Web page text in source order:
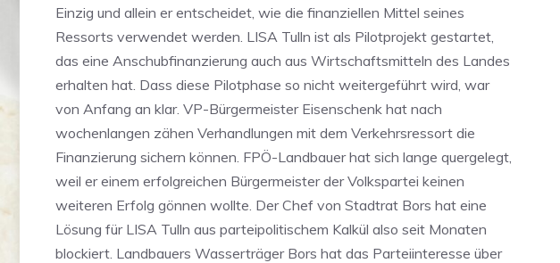
Einzig und allein er entscheidet, wie die finanziellen Mittel seines
Ressorts verwendet werden. LISA Tulln ist als Pilotprojekt gestartet,
das eine Anschubfinanzierung auch aus Wirtschaftsmitteln des Landes
erhalten hat. Dass diese Pilotphase so nicht weitergeführt wird, war
von Anfang an klar. VP-Bürgermeister Eisenschenk hat nach
wochenlangen zähen Verhandlungen mit dem Verkehrsressort die
Finanzierung sichern können. FPÖ-Landbauer hat sich lange quergelegt,
weil er einem erfolgreichen Bürgermeister der Volkspartei keinen
weiteren Erfolg gönnen wollte. Der Chef von Stadtrat Bors hat eine
Lösung für LISA Tulln aus parteipolitischem Kalkül also seit Monaten
blockiert. Landbauers Wasserträger Bors hat das Parteiinteresse über